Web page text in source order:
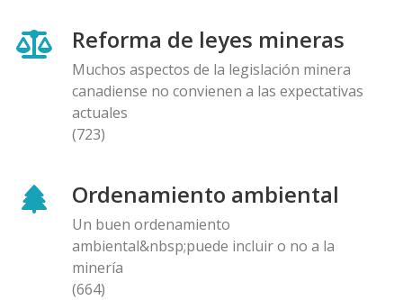
Reforma de leyes mineras
Muchos aspectos de la legislación minera
canadiense no convienen a las expectativas
actuales
(723)
Ordenamiento ambiental
Un buen ordenamiento
ambiental&nbsp;puede incluir o no a la
minería
(664)